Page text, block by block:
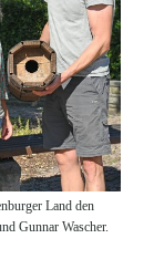
Land den
Gunnar Wascher.